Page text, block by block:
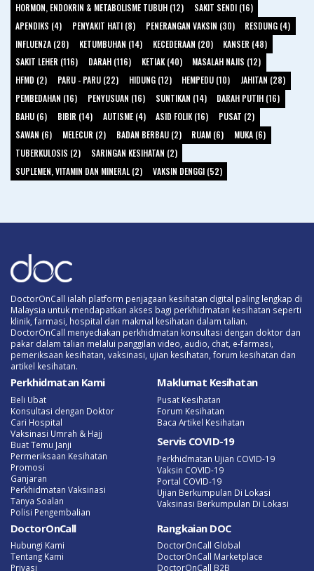
HORMON, ENDOKRIN & METABOLISME TUBUH (12)
SAKIT SENDI (16)
APENDIKS (4)
PENYAKIT HATI (8) PENERANGAN VAKSIN (30)
RESDUNG (4)
INFLUENZA (28)
KETUMBUHAN (14) KECEDERAAN (20)
KANSER (48)
SAKIT LEHER (116)
DARAH (116) KETIAK (40)
MASALAH NAJIS (12)
HFMD (2)
PARU - PARU (22) HIDUNG (12) HEMPEDU (10)
JAHITAN (28)
PEMBEDAHAN (16)
PENYUSUAN (16) SUNTIKAN (14)
DARAH PUTIH (16)
BAHU (6)
BIBIR (14) AUTISME (4) ASID FOLIK (16)
PUSAT (2)
SAWAN (6)
MELECUR (2) BADAN BERBAU (2) RUAM (6)
MUKA (6)
TUBERKULOSIS (2)
SARINGAN KESIHATAN (2)
SUPLEMEN, VITAMIN DAN MINERAL (2)
VAKSIN DENGGI (52)
DoctorOnCall ialah platform penjagaan kesihatan digital paling lengkap di
Malaysia untuk mendapatkan akses bagi perkhidmatan kesihatan seperti
klinik, farmasi, hospital dan makmal kesihatan dalam talian.
DoctorOnCall menyediakan perkhidmatan konsultasi dengan doktor dan
pakar dalam talian melalui panggilan video, audio, chat, e-farmasi,
pemeriksaan kesihatan, vaksinasi, ujian kesihatan, forum kesihatan dan
artikel kesihatan.
Perkhidmatan Kami
Beli Ubat
Konsultasi dengan Doktor
Cari Hospital
Vaksinasi Umrah & Hajj
Buat Temu Janji
Permeriksaan Kesihatan
Promosi
Ganjaran
Perkhidmatan Vaksinasi
Tanya Soalan
Polisi Pengembalian
Maklumat Kesihatan
Pusat Kesihatan
Forum Kesihatan
Baca Artikel Kesihatan
Servis COVID-19
Perkhidmatan Ujian COVID-19
Vaksin COVID-19
Portal COVID-19
Ujian Berkumpulan Di Lokasi
Vaksinasi Berkumpulan Di Lokasi
DoctorOnCall
Hubungi Kami
Tentang Kami
Privasi
Rangkaian DOC
DoctorOnCall Global
DoctorOnCall Marketplace
DoctorOnCall B2B